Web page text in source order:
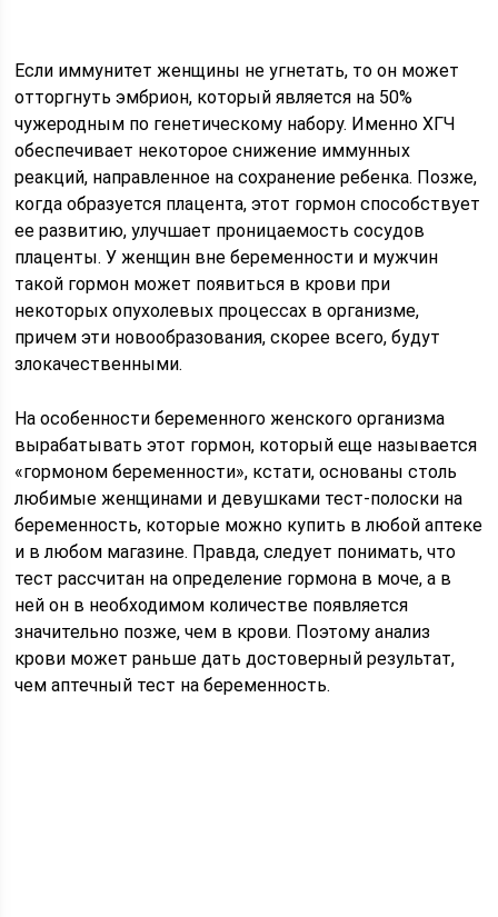
Если иммунитет женщины не угнетать, то он может
отторгнуть эмбрион, который является на 50%
чужеродным по генетическому набору. Именно ХГЧ
обеспечивает некоторое снижение иммунных
реакций, направленное на сохранение ребенка. Позже,
когда образуется плацента, этот гормон способствует
ее развитию, улучшает проницаемость сосудов
плаценты. У женщин вне беременности и мужчин
такой гормон может появиться в крови при
некоторых опухолевых процессах в организме,
причем эти новообразования, скорее всего, будут
злокачественными.
На особенности беременного женского организма
вырабатывать этот гормон, который еще называется
«гормоном беременности», кстати, основаны столь
любимые женщинами и девушками тест-полоски на
беременность, которые можно купить в любой аптеке
и в любом магазине. Правда, следует понимать, что
тест рассчитан на определение гормона в моче, а в
ней он в необходимом количестве появляется
значительно позже, чем в крови. Поэтому анализ
крови может раньше дать достоверный результат,
чем аптечный тест на беременность.